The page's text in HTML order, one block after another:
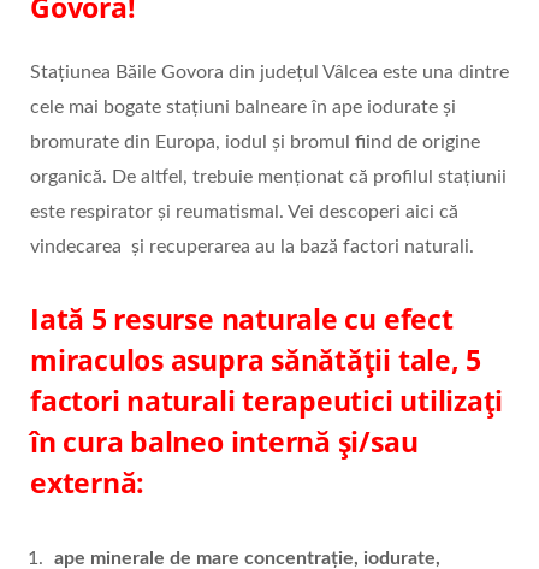
Stațiunea Băile Govora din județul Vâlcea este una dintre
cele mai bogate staţiuni balneare în ape iodurate şi
bromurate din Europa, iodul şi bromul fiind de origine
organică. De altfel, trebuie menționat că profilul stațiunii
este respirator și reumatismal. Vei descoperi aici că
vindecarea și recuperarea au la bază factori naturali.
Iată 5 resurse naturale cu efect
miraculos asupra sănătății tale, 5
factori naturali terapeutici utilizaţi
în cura balneo internă și/sau
externă:
ape minerale de mare concentraţie, iodurate,